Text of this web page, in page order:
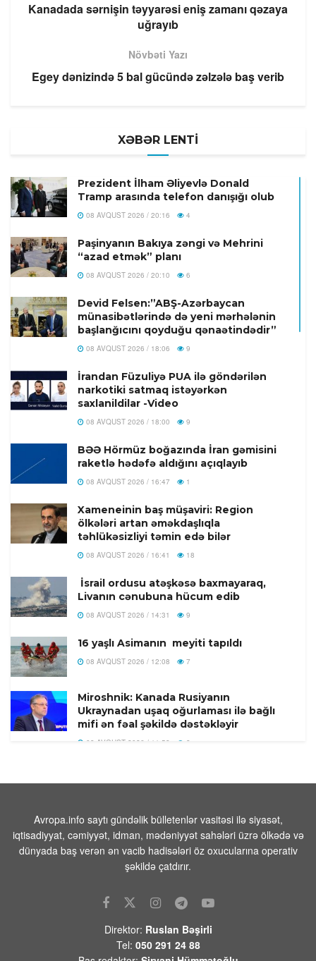
Kanadada sərnişin təyyarəsi eniş zamanı qəzaya
uğrayıb
Növbəti Yazı
Egey dənizində 5 bal gücündə zəlzələ baş verib
XƏBƏR LENTİ
Prezident İlham Əliyevlə Donald
Tramp arasında telefon danışığı olub
08 AVQUST 2026 / 20:16 4
Paşinyanın Bakıya zəngi və Mehrini
“azad etmək” planı
08 AVQUST 2026 / 20:10 6
Devid Felsen:”ABŞ-Azərbaycan
münasibətlərində də yeni mərhələnin
başlanğıcını qoyduğu qənaətindədir”
08 AVQUST 2026 / 18:06 9
İrandan Füzuliyə PUA ilə göndərilən
narkotiki satmaq istəyərkən
saxlanildilar -Video
08 AVQUST 2026 / 18:00 9
BƏƏ Hörmüz boğazında İran gəmisini
raketlə hədəfə aldığını açıqlayıb
08 AVQUST 2026 / 16:47 1
Xameneinin baş müşaviri: Region
ölkələri artan əməkdaşlıqla
təhlükəsizliyi təmin edə bilər
08 AVQUST 2026 / 16:41 18
İsrail ordusu atəşkəsə baxmayaraq,
Livanın cənubuna hücum edib
08 AVQUST 2026 / 14:31 9
16 yaşlı Asimanın meyiti tapıldı
08 AVQUST 2026 / 12:08 7
Miroshnik: Kanada Rusiyanın
Ukraynadan uşaq oğurlaması ilə bağlı
mifi ən fəal şəkildə dəstəkləyir
08 AVQUST 2026 / 11:58 8
maddə ələ keçirilib
Tehranın buna münasibət bildirmə və
lazım gələrsə, üzr də istəməılidir
08 AVQUST 2026 / 11:19 5
düşdü
Pasinyan -Sülhü dönməz etmək üçün
Avropa.info saytı gündəlik bülletenlər vasitəsi ilə siyasət,
iqtisadiyyat, cəmiyyət, idman, mədəniyyət sahələri üzrə ölkədə və
dünyada baş verən ən vacib hadisələri öz oxucularına operativ
şəkildə çatdırır.
Direktor: Ruslan Bəşirli
Tel: 050 291 24 88